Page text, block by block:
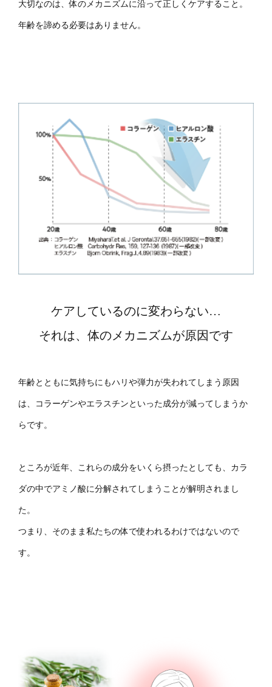
大切なのは、体のメカニズムに沿って正しくケアすること。
年齢を諦める必要はありません。
ケアしているのに変わらない…
それは、体のメカニズムが原因です
年齢とともに気持ちにもハリや弾力が失われてしまう原因
は、コラーゲンやエラスチンといった成分が減ってしまうか
らです。
ところが近年、これらの成分をいくら摂ったとしても、カラ
ダの中でアミノ酸に分解されてしまうことが解明されまし
た。
つまり、そのまま私たちの体で使われるわけではないので
す。